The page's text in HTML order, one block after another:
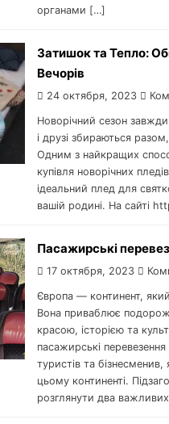
органами […]
Затишок та Тепло:
Вечорів
24 октября, 2023
Новорічний сезон
і друзі збираються
Одним з найкращих
купівля новорічних
ідеальний плед для
вашій родині. На сайті
Пасажирські
17 октября, 2023
Європа — континент,
Вона приваблює
красою, історією та
пасажирські
туристів та
цьому континенті.
розглянути два